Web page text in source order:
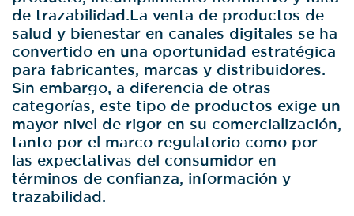
de trazabilidad. La venta de productos de
salud y bienestar en canales digitales se ha
convertido en una oportunidad estratégica
para fabricantes, marcas y distribuidores.
Sin embargo, a diferencia de otras
categorías, este tipo de productos exige un
mayor nivel de rigor en su comercialización,
tanto por el marco regulatorio como por
las expectativas del consumidor en
términos de confianza, información y
trazabilidad.